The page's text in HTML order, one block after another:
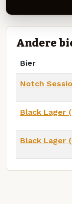
Andere
Bier
Notch
Black Lager
Black Lager